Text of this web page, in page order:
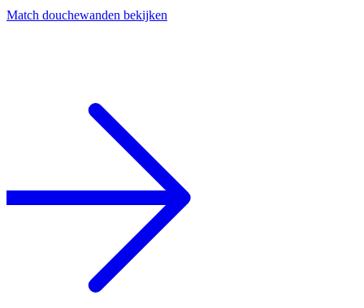
Match douchewanden bekijken